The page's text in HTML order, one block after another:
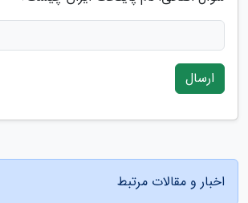
ارسال
اخبار و مقالات مرتبط